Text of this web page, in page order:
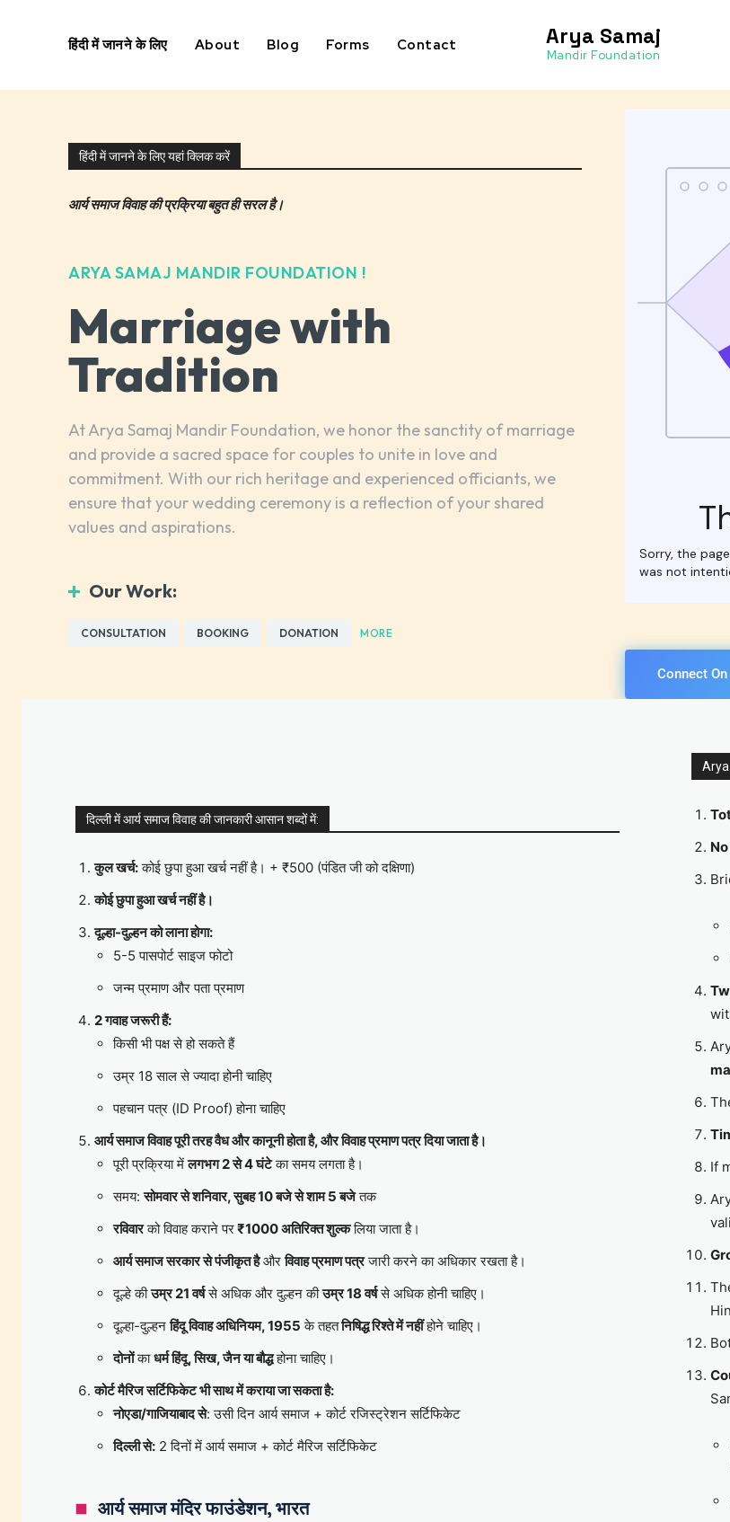
हिंदी में जानने के लिए About Blog Forms Contact Arya Samaj
Mandir Foundation
हिंदी में जानने के लिए यहां क्लिक करें
आर्य समाज विवाह की प्रक्रिया बहुत ही सरल है।
ARYA SAMAJ MANDIR FOUNDATION !
Marriage with
Tradition
At Arya Samaj Mandir Foundation, we honor the sanctity of marriage
and provide a sacred space for couples to unite in love and
commitment. With our rich heritage and experienced officiants, we
ensure that your wedding ceremony is a reflection of your shared
values and aspirations.
Our Work:
CONSULTATION BOOKING DONATION MORE
Connect
दिल्ली में आर्य समाज विवाह की जानकारी आसान शब्दों में:
कुल खर्च:कोई छुपा हुआ खर्च नहीं है। + ₹500 (पंडित जी को दक्षिणा)
कोई छुपा हुआ खर्च नहीं है।
दूल्हा-दुल्हन को लाना होगा:
5-5 पासपोर्ट साइज फोटो
जन्म प्रमाण और पता प्रमाण
2 गवाह जरूरी हैं:
किसी भी पक्ष से हो सकते हैं
उम्र 18 साल से ज्यादा होनी चाहिए
पहचान पत्र (ID Proof) होना चाहिए
आर्य समाज विवाह पूरी तरह वैध और कानूनी होता है, और विवाह प्रमाण पत्र दिया जाता है।
पूरी प्रक्रिया मेंलगभग 2 से 4 घंटेका समय लगता है।
समय:सोमवार से शनिवार, सुबह 10 बजे से शाम 5 बजेतक
रविवारको विवाह कराने पर₹1000 अतिरिक्त शुल्कलिया जाता है।
आर्य समाज सरकार से पंजीकृत हैऔरविवाह प्रमाण पत्रजारी करने का अधिकार रखता है।
दूल्हे कीउम्र 21 वर्षसे अधिक और दुल्हन कीउम्र 18 वर्षसे अधिक होनी चाहिए।
दूल्हा-दुल्हनहिंदू विवाह अधिनियम, 1955 के तहतनिषिद्ध रिश्ते में नहींहोने चाहिए।
दोनोंकाधर्म हिंदू, सिख, जैन या बौद्धहोना चाहिए।
कोर्ट मैरिज सर्टिफिकेट भी साथ में कराया जा सकता है:
नोएडा/गाजियाबाद से: उसी दिन आर्य समाज + कोर्ट रजिस्ट्रेशन सर्टिफिकेट
दिल्ली से: 2 दिनों में आर्य समाज + कोर्ट मैरिज सर्टिफिकेट
आर्य समाज मंदिर फाउंडेशन, भारत
If